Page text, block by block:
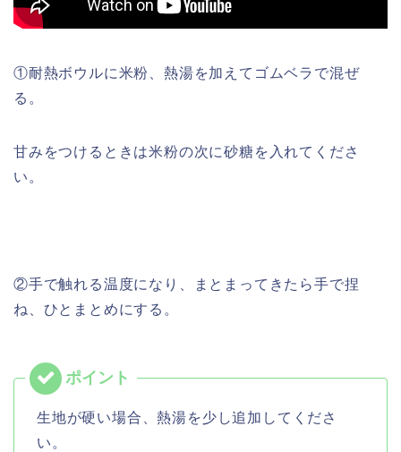
①耐熱ボウルに米粉、熱湯を加えてゴムベラで混ぜ
る。
甘みをつけるときは米粉の次に砂糖を入れてくださ
い。
②手で触れる温度になり、まとまってきたら手で捏
ね、ひとまとめにする。
生地が硬い場合、熱湯を少し追加してくださ
い。